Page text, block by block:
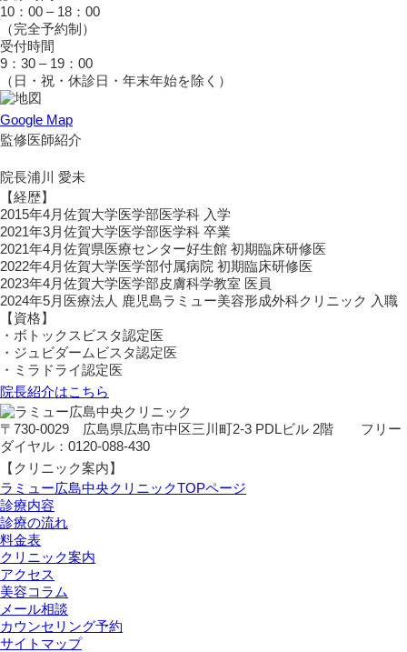
10：00 – 18：00
（完全予約制）
受付時間
9：30 – 19：00
（日・祝・休診日・年末年始を除く）
Google Map
監修医師紹介
院長浦川 愛未
【経歴】
2015年4月佐賀大学医学部医学科 入学
2021年3月佐賀大学医学部医学科 卒業
2021年4月佐賀県医療センター好生館 初期臨床研修医
2022年4月佐賀大学医学部付属病院 初期臨床研修医
2023年4月佐賀大学医学部皮膚科学教室 医員
2024年5月 医療法人 鹿児島ラミュー美容形成外科クリニック 入職
【資格】
・ボトックスビスタ認定医
・ジュビダームビスタ認定医
・ミラドライ認定医
院長紹介はこちら
〒730-0029 広島県広島市中区三川町2-3 PDLビル 2階 フリー
ダイヤル：0120-088-430
【クリニック案内】
ラミュー広島中央クリニックTOPページ
診療内容
診療の流れ
料金表
クリニック案内
アクセス
美容コラム
メール相談
カウンセリング予約
サイトマップ